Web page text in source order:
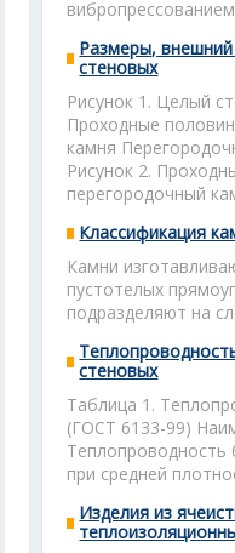
Размеры,
стеновых
Рисунок 1. Целый
Проходные
камня
Рисунок 2.
перегородочный
Классификация
Камни
пустотелых
подразделяют на
стеновых
Таблица 1.
(ГОСТ 6133-99)
Теплопроводность
при средней
Изделия из